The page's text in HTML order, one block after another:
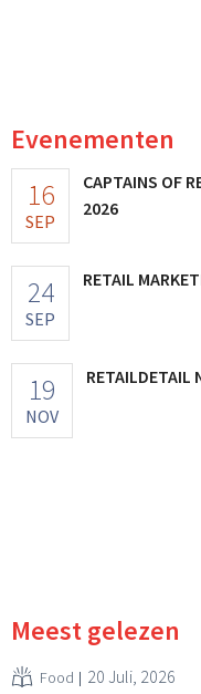
Evenementen
16
SEP
CAPTAINS OF
2026
24
SEP
RETAIL
19
NOV
RETAILDETAIL
Meest gelezen
Food 20 Juli, 2026